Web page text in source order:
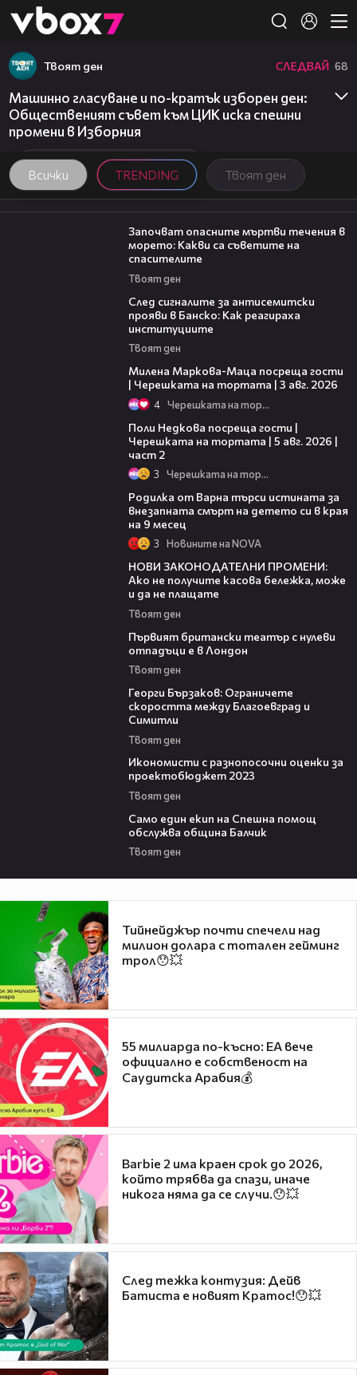
👾
Всички TRENDING Твоят ден
Твоят ден СЛЕДВАЙ 68
Машинно гласуване и по-кратък изборен ден:
Общественият съвет към ЦИК иска спешни
промени в Изборния
03:59
Започват опасните мъртви течения в
морето: Какви са съветите на
спасителите
Твоят ден
След сигналите за антисемитски
прояви в Банско: Как реагираха
институциите
Твоят ден
Милена Маркова-Маца посреща гости
| Черешката на тортата | 3 авг. 2026
4 Черешката на тортата
Поли Недкова посреща гости |
Черешката на тортата | 5 авг. 2026 |
част 2
3 Черешката на тортата
Родилка от Варна търси истината за
внезапната смърт на детето си в края
на 9 месец
3 Новините на NOVA
НОВИ ЗАКОНОДАТЕЛНИ ПРОМЕНИ:
Ако не получите касова бележка, може
и да не плащате
Твоят ден
Първият британски театър с нулеви
отпадъци е в Лондон
Твоят ден
Георги Бързаков: Ограничете
скоростта между Благоевград и
Симитли
Твоят ден
Икономисти с разнопосочни оценки за
проектобюджет 2023
Твоят ден
Само един екип на Спешна помощ
обслужва община Балчик
Твоят ден
Тийнейджър почти спечели над
милион долара с тотален гейминг
трол😯💥
55 милиарда по-късно: EA вече
официално е собственост на
Саудитска Арабия💰
Barbie 2 има краен срок до 2026,
който трябва да спази, иначе
никога няма да се случи.😯💥
След тежка контузия: Дейв
Батиста е новият Кратос!😯💥